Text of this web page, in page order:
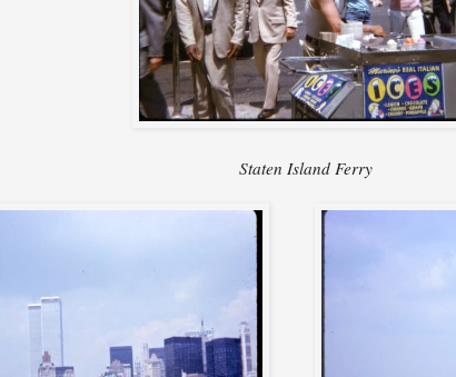
Staten Island Ferry